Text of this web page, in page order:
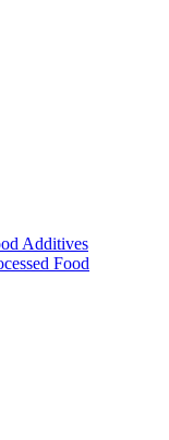
Additives
Food